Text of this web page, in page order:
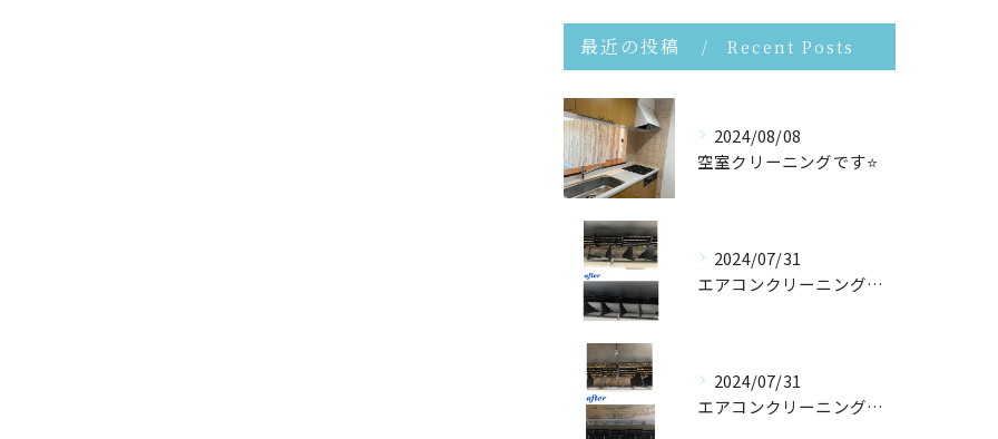
最近の投稿 Recent Posts
2024/08/08
空室クリーニングです⭐️
2024/07/31
エアコンクリーニングさせて頂きました！
2024/07/31
エアコンクリーニングたくさんご依頼頂いております！